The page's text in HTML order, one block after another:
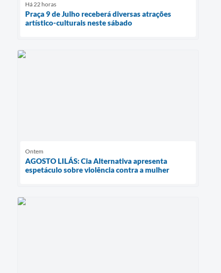
Há 22 horas
Praça 9 de Julho receberá diversas atrações
artístico-culturais neste sábado
Ontem
AGOSTO LILÁS: Cia Alternativa apresenta
espetáculo sobre violência contra a mulher